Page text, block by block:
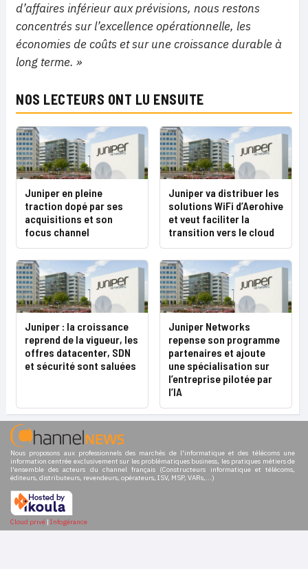
d’affaires inférieur aux prévisions, nous restons
concentrés sur l’excellence opérationnelle, les
économies de coûts et sur une croissance durable à
long terme. »
NOS LECTEURS ONT LU ENSUITE
Juniper en pleine
traction dopé par ses
acquisitions et son
focus channel
Juniper va distribuer les
solutions WiFi d’Aerohive
et veut faciliter la
transition vers le cloud
Juniper : la croissance
reprend de la vigueur, les
offres datacenter, SDN
et sécurité sont saluées
Juniper Networks
repense son programme
partenaires et ajoute
une spécialisation sur
l’entreprise pilotée par
l’IA
Nous proposons aux professionnels des marchés de l'informatique et des télécoms une
information centrée exclusivement sur les problématiques business, les pratiques métiers de
l'ensemble des acteurs du channel français (Constructeurs informatique et télécoms,
éditeurs, distributeurs, revendeurs, opérateurs, ISV, MSP, VARs,...)
Cloud privé | Infogérance